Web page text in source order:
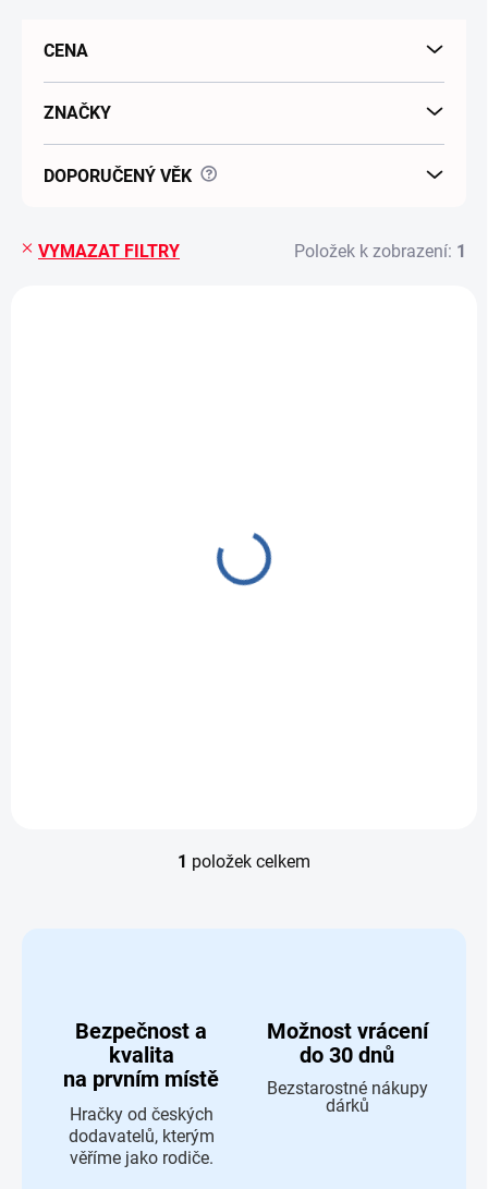
CENA
ZNAČKY
DOPORUČENÝ VĚK ?
VYMAZAT FILTRY Položek k zobrazení: 1
Ovládací prvky výpisu
1 položek celkem
Bezpečnost a
kvalita
na prvním místě
Hračky od českých
dodavatelů, kterým
věříme jako rodiče.
Možnost vrácení
do 30 dnů
Bezstarostné nákupy
dárků